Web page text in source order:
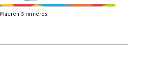
Mueren 5 mineros